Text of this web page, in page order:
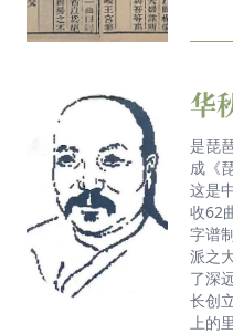
乡无锡的经典名曲《二
无锡交响乐团首登国家
敬中国航天伟业🚀
出发，北京！！！#无
马上我就要去北京演
𝒈𝒐 𝒈𝒐🚄
《忧伤与悲怆》：在音
华
是琵
成《
这是
收62
字谱
派之
了深
长创
上的